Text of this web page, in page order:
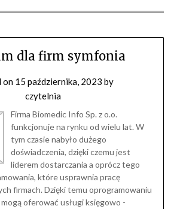
dla firm symfonia
on 15 października, 2023 by
czytelnia
Firma Biomedic Info Sp. z o.o.
funkcjonuje na rynku od wielu lat. W
tym czasie nabyło dużego
doświadczenia, dzięki czemu jest
liderem dostarczania a oprócz tego
które usprawnia pracę
firmach. Dzięki temu oprogramowaniu
oferować usługi księgowo -